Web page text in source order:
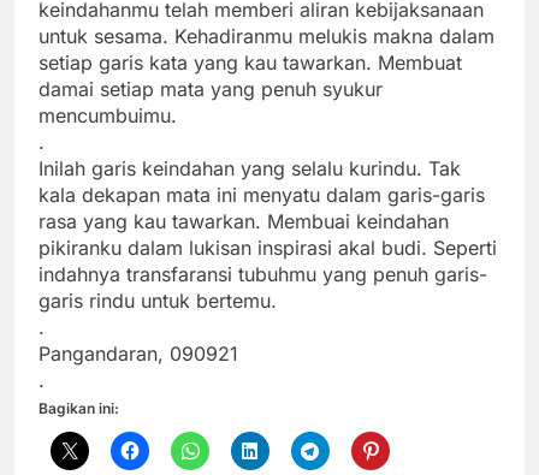
keindahanmu telah memberi aliran kebijaksanaan
untuk sesama. Kehadiranmu melukis makna dalam
setiap garis kata yang kau tawarkan. Membuat
damai setiap mata yang penuh syukur
mencumbuimu.
.
Inilah garis keindahan yang selalu kurindu. Tak
kala dekapan mata ini menyatu dalam garis-garis
rasa yang kau tawarkan. Membuai keindahan
pikiranku dalam lukisan inspirasi akal budi. Seperti
indahnya transfaransi tubuhmu yang penuh garis-
garis rindu untuk bertemu.
.
Pangandaran, 090921
.
Bagikan ini: